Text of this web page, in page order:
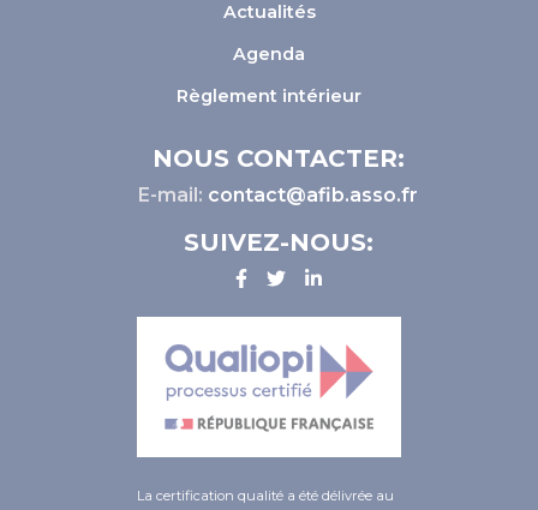
Actualités
Agenda
Règlement intérieur
NOUS CONTACTER:
E-mail: contact@afib.asso.fr
SUIVEZ-NOUS:
La certification qualité a été délivrée au